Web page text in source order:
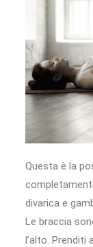
Questa è la
divarica e
Le braccia
l’alto. Prenditi